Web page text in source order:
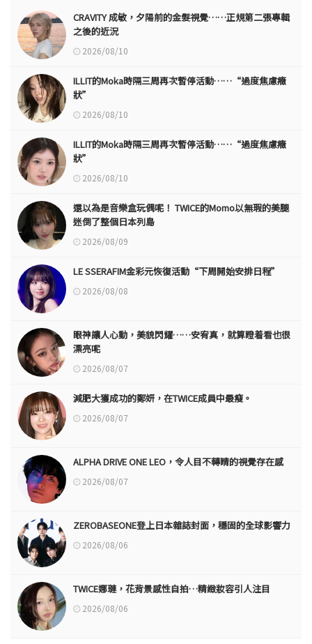
CRAVITY 成敏，夕陽前的金髮視覺……正規第二張專輯
之後的近況
2026/08/10
ILLIT的Moka時隔三周再次暫停活動……“過度焦慮癥
狀”
2026/08/10
ILLIT的Moka時隔三周再次暫停活動……“過度焦慮癥
狀”
2026/08/10
還以為是音樂盒玩偶呢！ TWICE的Momo以無瑕的美腿
迷倒了整個日本列島
2026/08/09
LE SSERAFIM金彩元恢復活動“下周開始安排日程”
2026/08/08
眼神讓人心動，美貌閃耀……安宥真，就算瞪着看也很
漂亮呢
2026/08/07
減肥大獲成功的鄭妍，在TWICE成員中最瘦。
2026/08/07
ALPHA DRIVE ONE LEO，令人目不轉睛的視覺存在感
2026/08/07
ZEROBASEONE登上日本雜誌封面，穩固的全球影響力
2026/08/06
TWICE娜璉，花背景感性自拍…精緻妝容引人注目
2026/08/06